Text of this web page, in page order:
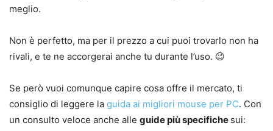
meglio.
Non è perfetto, ma per il prezzo a cui puoi trovarlo non ha
rivali, e te ne accorgerai anche tu durante l’uso. 😉
Se però vuoi comunque capire cosa offre il mercato, ti
consiglio di leggere la guida ai migliori mouse per PC. Con
un consulto veloce anche alle guide più specifiche sui: